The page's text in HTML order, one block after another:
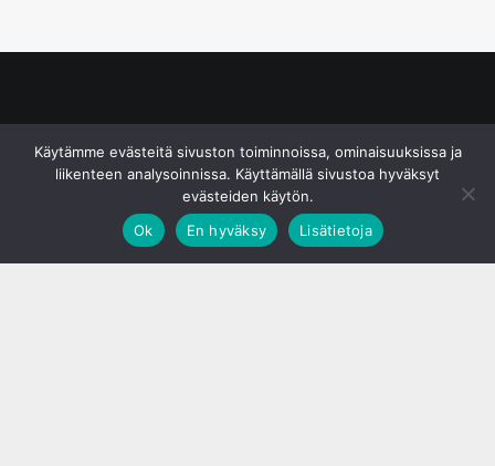
Käytämme evästeitä sivuston toiminnoissa, ominaisuuksissa ja
liikenteen analysoinnissa. Käyttämällä sivustoa hyväksyt
evästeiden käytön.
Ok
En hyväksy Lisätietoja